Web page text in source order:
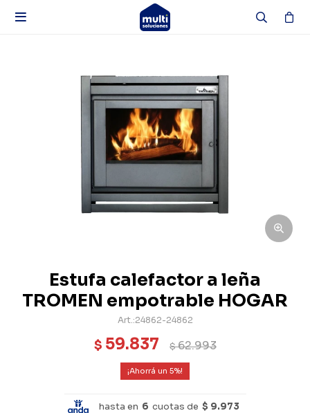

Estufa calefactor a leña
TROMEN empotrable HOGAR
24862-24862
$ 59.837 $62.993
5
hasta en 6 cuotas de $ 9.973